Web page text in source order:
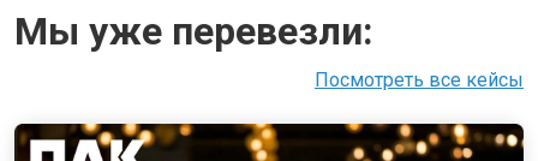
Мы уже перевезли:
Посмотреть все кейсы